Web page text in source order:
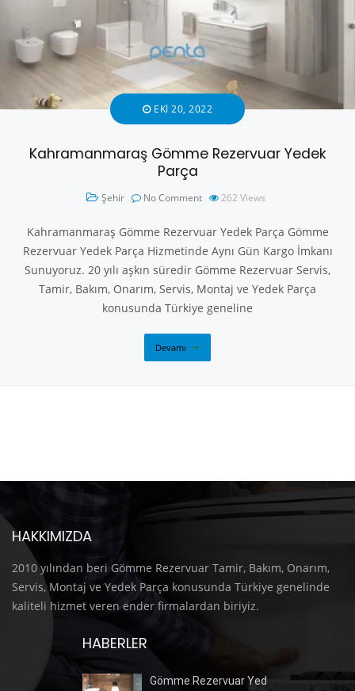
EKI 20, 2022
Kahramanmaraş Gömme Rezervuar Yedek
Parça
Şehir No Comment 262 Views
Kahramanmaraş Gömme Rezervuar Yedek Parça Gömme
Rezervuar Yedek Parça Hizmetinde Aynı Gün Kargo İmkanı
Sunuyoruz. 20 yılı aşkın süredir Gömme Rezervuar Servis,
Tamir, Bakım, Onarım, Servis, Montaj ve Yedek Parça
konusunda Türkiye geneline
Devamı
HAKKIMIZDA
2010 yılından beri Gömme Rezervuar Tamir, Bakım, Onarım,
Servis, Montaj ve Yedek Parça konusunda Türkiye genelinde
kaliteli hizmet veren ender firmalardan biriyiz.
HABERLER
Gömme Rezervuar Yed